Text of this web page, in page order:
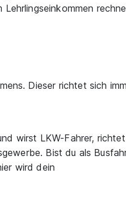
Dieser richtet sich
wirst LKW-Fahrer, richtet
Bist du als
wird dein